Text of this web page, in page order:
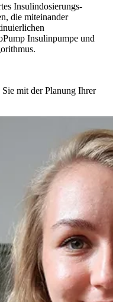
Insulindosierungs-
die miteinander
Insulinpumpe und
mit der Planung Ihrer